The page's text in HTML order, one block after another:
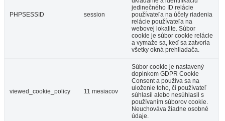
PHPSESSID session
jedinečného ID relácie
používateľa na účely riadenia
relácie používateľa na
webovej lokalite. Súbor
cookie je súbor cookie relácie
a vymaže sa, keď sa zatvoria
všetky okná prehliadača.
viewed_cookie_policy 11 mesiacov
Súbor cookie je nastavený
doplnkom GDPR Cookie
Consent a používa sa na
uloženie toho, či používateľ
súhlasil alebo nesúhlasil s
používaním súborov cookie.
Neuchováva žiadne osobné
údaje.